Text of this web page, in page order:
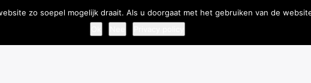
begint goed, met Despacito!
zo soepel mogelijk draait. Als u doorgaat met het gebruiken van de